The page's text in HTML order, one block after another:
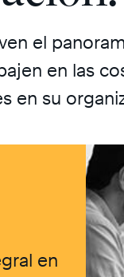
el
en las
en su
en